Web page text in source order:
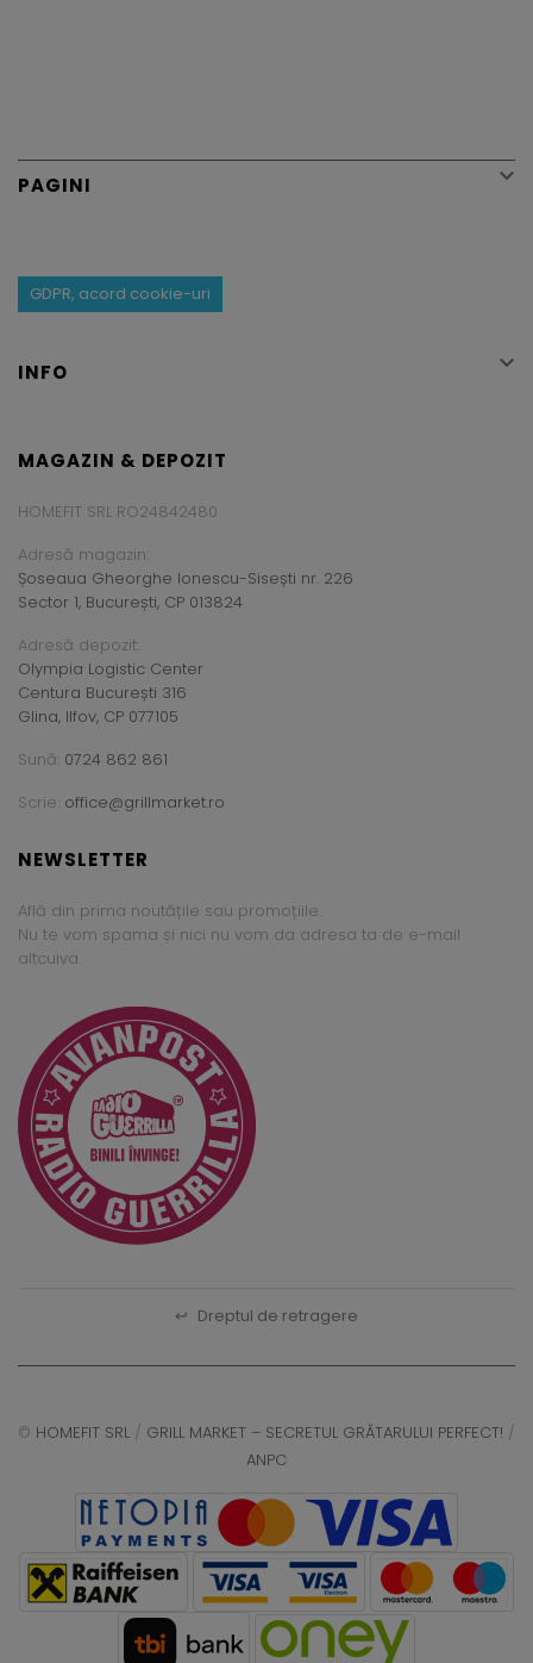
PAGINI 
GDPR, acord cookie-uri
INFO 
MAGAZIN & DEPOZIT
HOMEFIT SRL RO24842480
Adresă magazin:
Șoseaua Gheorghe Ionescu-Sisești nr. 226
Sector 1, București, CP 013824
Adresă depozit:
Olympia Logistic Center
Centura București 316
Glina, Ilfov, CP 077105
Sună: 0724 862 861
Scrie: office@grillmarket.ro
NEWSLETTER
Află din prima noutățile sau promoțiile.
Nu te vom spama și nici nu vom da adresa ta de e-mail
altcuiva.
↩ Dreptul de retragere
© HOMEFIT SRL / GRILL MARKET – SECRETUL GRĂTARULUI PERFECT! /
ANPC